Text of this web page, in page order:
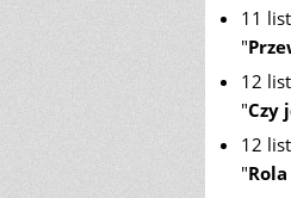
11
"
12
"Czy
12
"